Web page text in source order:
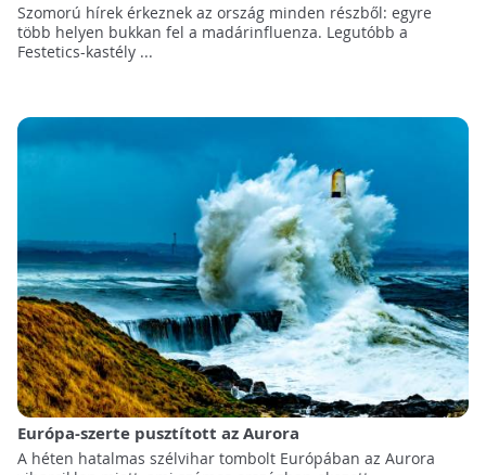
Szomorú hírek érkeznek az ország minden részből: egyre
több helyen bukkan fel a madárinfluenza. Legutóbb a
Festetics-kastély ...
Európa-szerte pusztított az Aurora
A héten hatalmas szélvihar tombolt Európában az Aurora